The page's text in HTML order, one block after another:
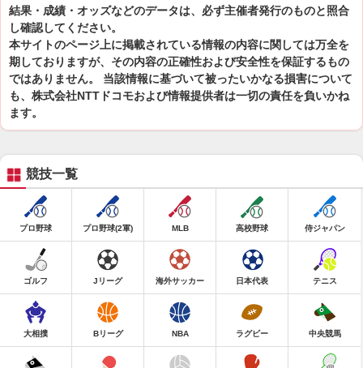
結果・成績・オッズなどのデータは、必ず主催者発行のものと照合
し確認してください。
本サイトのページ上に掲載されている情報の内容に関しては万全を
期しておりますが、その内容の正確性および安全性を保証するもの
ではありません。 当該情報に基づいて被ったいかなる損害について
も、株式会社NTTドコモおよび情報提供者は一切の責任を負いかね
ます。
競技一覧
プロ野球 プロ野球(2軍) MLB 高校野球 侍ジャパン
ゴルフ Jリーグ 海外サッカー 日本代表 テニス
大相撲 Bリーグ NBA ラグビー 中央競馬